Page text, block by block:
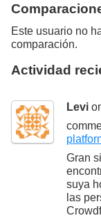
Este usuario no
comparación.
Actividad
Levi
Gran
suya
las